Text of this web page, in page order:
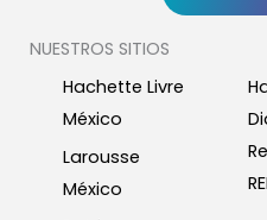
NUESTROS SITIOS
Hachette Livre
México
Larousse
México